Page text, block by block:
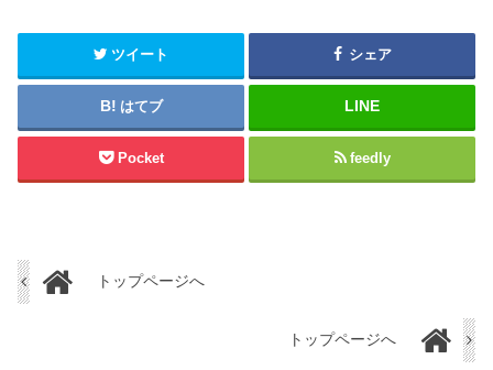
ツイート シェア
はてブ
Pocket feedly
トップページへ
トップページへ